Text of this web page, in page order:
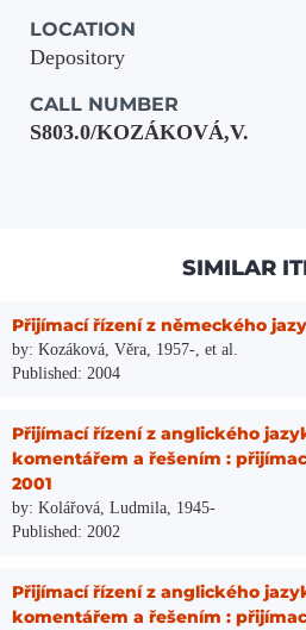
LOCATION
Depository
CALL NUMBER
S803.0/KOZÁKOVÁ,V.
SIMILAR
Přijímací řízení z německého
by: Kozáková, Věra, 1957-, et al.
Published: 2004
Přijímací řízení z anglického
komentářem a řešením :
2001
by: Kolářová, Ludmila, 1945-
Published: 2002
Přijímací řízení z anglického
komentářem a řešením :